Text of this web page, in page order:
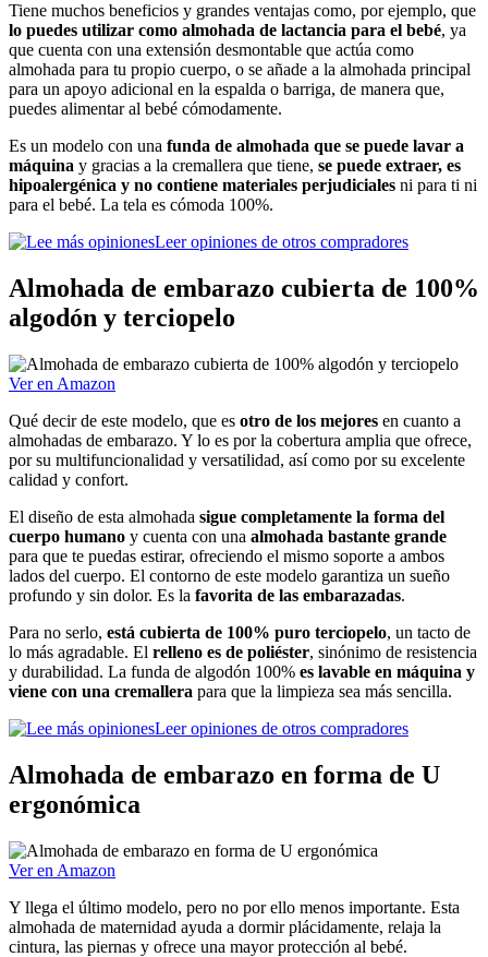
Tiene muchos beneficios y grandes ventajas como, por ejemplo, que
lo puedes utilizar como almohada de lactancia para el bebé, ya
que cuenta con una extensión desmontable que actúa como
almohada para tu propio cuerpo, o se añade a la almohada principal
para un apoyo adicional en la espalda o barriga, de manera que,
puedes alimentar al bebé cómodamente.
Es un modelo con una funda de almohada que se puede lavar a
máquina y gracias a la cremallera que tiene, se puede extraer, es
hipoalergénica y no contiene materiales perjudiciales ni para ti ni
para el bebé. La tela es cómoda 100%.
Leer opiniones de otros compradores
Almohada de embarazo cubierta de 100%
algodón y terciopelo
Ver en Amazon
Qué decir de este modelo, que es otro de los mejores en cuanto a
almohadas de embarazo. Y lo es por la cobertura amplia que ofrece,
por su multifuncionalidad y versatilidad, así como por su excelente
calidad y confort.
El diseño de esta almohada sigue completamente la forma del
cuerpo humano y cuenta con una almohada bastante grande
para que te puedas estirar, ofreciendo el mismo soporte a ambos
lados del cuerpo. El contorno de este modelo garantiza un sueño
profundo y sin dolor. Es la favorita de las embarazadas.
Para no serlo, está cubierta de 100% puro terciopelo, un tacto de
lo más agradable. El relleno es de poliéster, sinónimo de resistencia
y durabilidad. La funda de algodón 100% es lavable en máquina y
viene con una cremallera para que la limpieza sea más sencilla.
Leer opiniones de otros compradores
Almohada de embarazo en forma de U
ergonómica
Ver en Amazon
Y llega el último modelo, pero no por ello menos importante. Esta
almohada de maternidad ayuda a dormir plácidamente, relaja la
cintura, las piernas y ofrece una mayor protección al bebé.